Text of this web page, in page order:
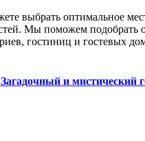
выбрать оптимальное
Мы поможем подобрать
гостиниц и гостевых
Загадочный и мистический